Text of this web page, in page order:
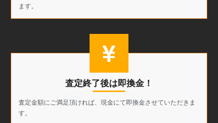
ます。
査定終了後は即換金！
査定金額にご満足頂ければ、現金にて即換金させていただきま
す。